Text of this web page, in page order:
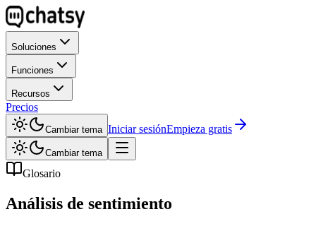
Soluciones
Funciones
Recursos
Precios
Cambiar tema Iniciar sesiónEmpieza gratis
Cambiar tema
Glosario
Análisis de sentimiento